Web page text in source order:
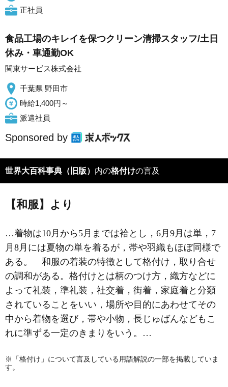
正社員
食品工場のキレイを保つクリーン清掃スタッフ/土日
休み・車通勤OK
関東サービス株式会社
千葉県 野田市
時給1,400円～
派遣社員
Sponsored by
世界大百科事典（旧版） 内の格付けの言及
【和服】より
…着物は10月から5月までは袷とし，6月9月は単，7
月8月には夏物の単を着るが，帯や羽織もほぼ同様で
ある。 和服の着装の特徴として格付け，取り合せ
の調和がある。格付けとは柄のつけ方，織方などに
よって礼装，準礼装，社交着，街着，家庭着と分類
されていることをいい，場所や目的にあわせてその
中から着物を選び，帯や小物，長じゅばんなどもこ
れに準ずる一定のきまりをいう。…
※「格付け」について言及している用語解説の一部を掲載していま
す。